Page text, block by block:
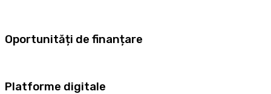
Oportunități de finanțare
Platforme digitale